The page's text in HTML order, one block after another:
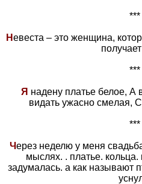
***
Невеста – это женщина,
***
Я надену платье белое, А
видать ужасно смeлая,
***
Через неделю у меня
мыслях. . платье.
задумалась. а как называют